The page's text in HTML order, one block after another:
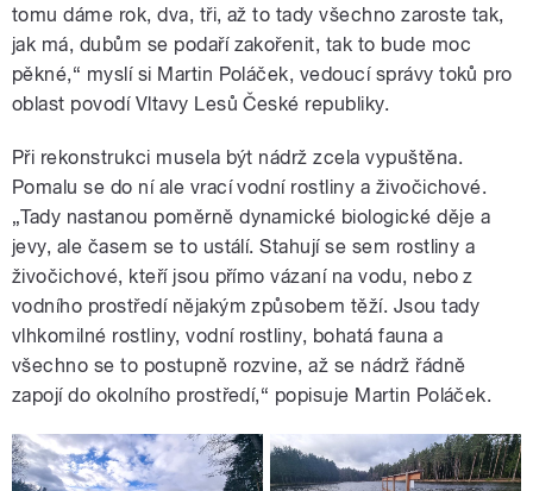
tomu dáme rok, dva, tři, až to tady všechno zaroste tak,
jak má, dubům se podaří zakořenit, tak to bude moc
pěkné,“ myslí si Martin Poláček, vedoucí správy toků pro
oblast povodí Vltavy Lesů České republiky.
Při rekonstrukci musela být nádrž zcela vypuštěna.
Pomalu se do ní ale vrací vodní rostliny a živočichové.
„Tady nastanou poměrně dynamické biologické děje a
jevy, ale časem se to ustálí. Stahují se sem rostliny a
živočichové, kteří jsou přímo vázaní na vodu, nebo z
vodního prostředí nějakým způsobem těží. Jsou tady
vlhkomilné rostliny, vodní rostliny, bohatá fauna a
všechno se to postupně rozvine, až se nádrž řádně
zapojí do okolního prostředí,“ popisuje Martin Poláček.